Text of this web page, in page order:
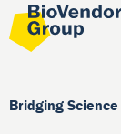
Bridging